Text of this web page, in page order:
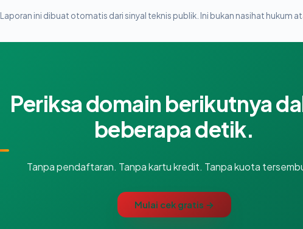
Laporan ini dibuat otomatis dari sinyal teknis publik. Ini bukan nasihat hukum
Periksa domain berikutnya
beberapa detik.
Tanpa pendaftaran. Tanpa kartu kredit. Tanpa kuota
Mulai cek gratis →